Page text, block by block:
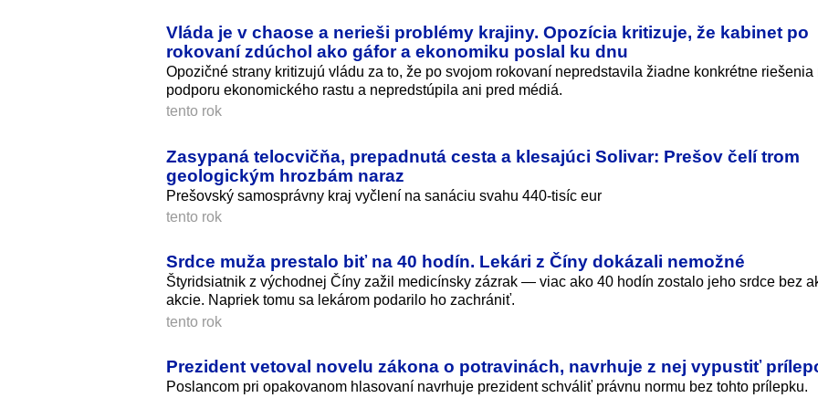
Vláda je v chaose a nerieši problémy krajiny. Opozícia kritizuje, že kabinet po
rokovaní zdúchol ako gáfor a ekonomiku poslal ku dnu
Opozičné strany kritizujú vládu za to, že po svojom rokovaní nepredstavila žiadne konkrétne riešenia
podporu ekonomického rastu a nepredstúpila ani pred médiá.
tento rok
Zasypaná telocvičňa, prepadnutá cesta a klesajúci Solivar: Prešov čelí trom
geologickým hrozbám naraz
Prešovský samosprávny kraj vyčlení na sanáciu svahu 440-tisíc eur
tento rok
Srdce muža prestalo biť na 40 hodín. Lekári z Číny dokázali nemožné
Štyridsiatnik z východnej Číny zažil medicínsky zázrak — viac ako 40 hodín zostalo jeho srdce bez
akcie. Napriek tomu sa lekárom podarilo ho zachrániť.
tento rok
Prezident vetoval novelu zákona o potravinách, navrhuje z nej vypustiť
Poslancom pri opakovanom hlasovaní navrhuje prezident schváliť právnu normu bez tohto prílepku.